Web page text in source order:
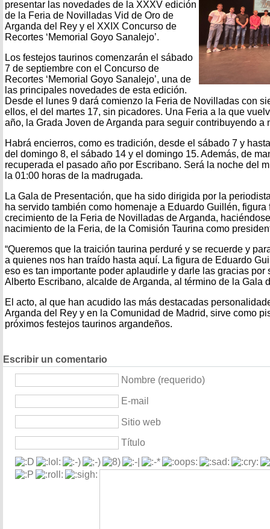
presentar las novedades de la XXXV edición
de la Feria de Novilladas Vid de Oro de
Arganda del Rey y el XXIX Concurso de
Recortes ‘Memorial Goyo Sanalejo’.
Los festejos taurinos comenzarán el sábado
7 de septiembre con el Concurso de
Recortes ‘Memorial Goyo Sanalejo’, una de
las principales novedades de esta edición.
Desde el lunes 9 dará comienzo la Feria de Novilladas con
ellos, el del martes 17, sin picadores. Una Feria a la que
año, la Grada Joven de Arganda para seguir contribuyendo a
Habrá encierros, como es tradición, desde el sábado 7 y
del domingo 8, el sábado 14 y el domingo 15. Además, de
recuperada el pasado año por Escribano. Será la noche del
la 01:00 horas de la madrugada.
La Gala de Presentación, que ha sido dirigida por la
ha servido también como homenaje a Eduardo Guillén, figura
crecimiento de la Feria de Novilladas de Arganda,
nacimiento de la Feria, de la Comisión Taurina como
“Queremos que la traición taurina perduré y se recuerde y
a quienes nos han traído hasta aquí. La figura de Eduardo
eso es tan importante poder aplaudirle y darle las gracias por
Alberto Escribano, alcalde de Arganda, al término de la Gala
El acto, al que han acudido las más destacadas
Arganda del Rey y en la Comunidad de Madrid, sirve como
próximos festejos taurinos argandeños.
Escribir un comentario
Nombre (requerido)
E-mail
Sitio web
Título